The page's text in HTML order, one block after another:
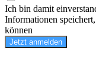
Ich bin damit
Informationen
können
Jetzt anmelden